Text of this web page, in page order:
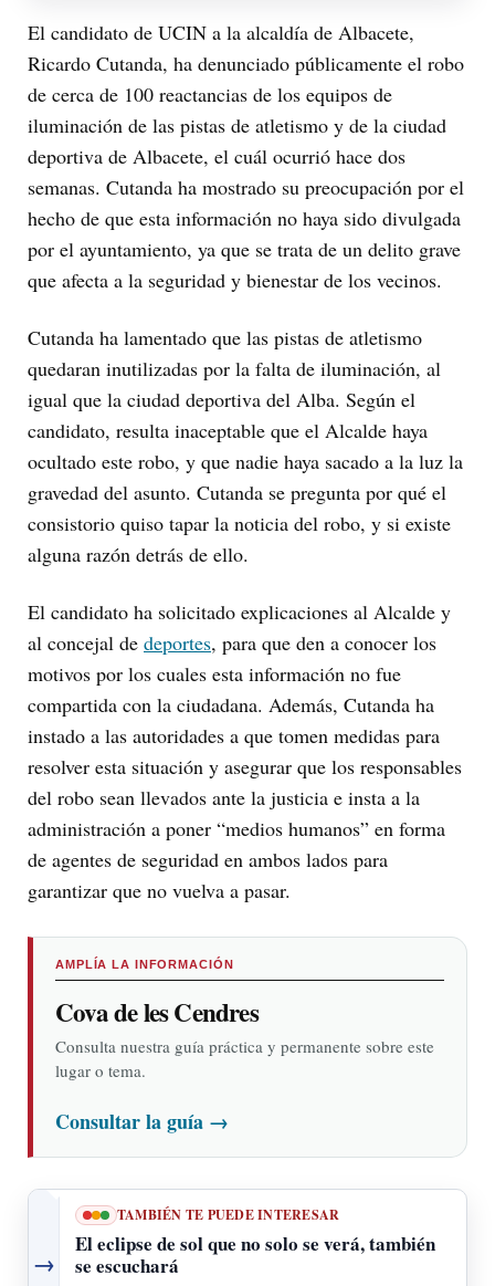
El candidato de UCIN a la alcaldía de Albacete,
Ricardo Cutanda, ha denunciado públicamente el robo
de cerca de 100 reactancias de los equipos de
iluminación de las pistas de atletismo y de la ciudad
deportiva de Albacete, el cuál ocurrió hace dos
semanas. Cutanda ha mostrado su preocupación por el
hecho de que esta información no haya sido divulgada
por el ayuntamiento, ya que se trata de un delito grave
que afecta a la seguridad y bienestar de los vecinos.
Cutanda ha lamentado que las pistas de atletismo
quedaran inutilizadas por la falta de iluminación, al
igual que la ciudad deportiva del Alba. Según el
candidato, resulta inaceptable que el Alcalde haya
ocultado este robo, y que nadie haya sacado a la luz la
gravedad del asunto. Cutanda se pregunta por qué el
consistorio quiso tapar la noticia del robo, y si existe
alguna razón detrás de ello.
El candidato ha solicitado explicaciones al Alcalde y
al concejal de deportes, para que den a conocer los
motivos por los cuales esta información no fue
compartida con la ciudadana. Además, Cutanda ha
instado a las autoridades a que tomen medidas para
resolver esta situación y asegurar que los responsables
del robo sean llevados ante la justicia e insta a la
administración a poner “medios humanos” en forma
de agentes de seguridad en ambos lados para
garantizar que no vuelva a pasar.
AMPLÍA LA INFORMACIÓN
Cova de les Cendres
Consulta nuestra guía práctica y permanente sobre este
lugar o tema.
Consultar la guía →
→
TAMBIÉN TE PUEDE INTERESAR
El eclipse de sol que no solo se verá, también
se escuchará